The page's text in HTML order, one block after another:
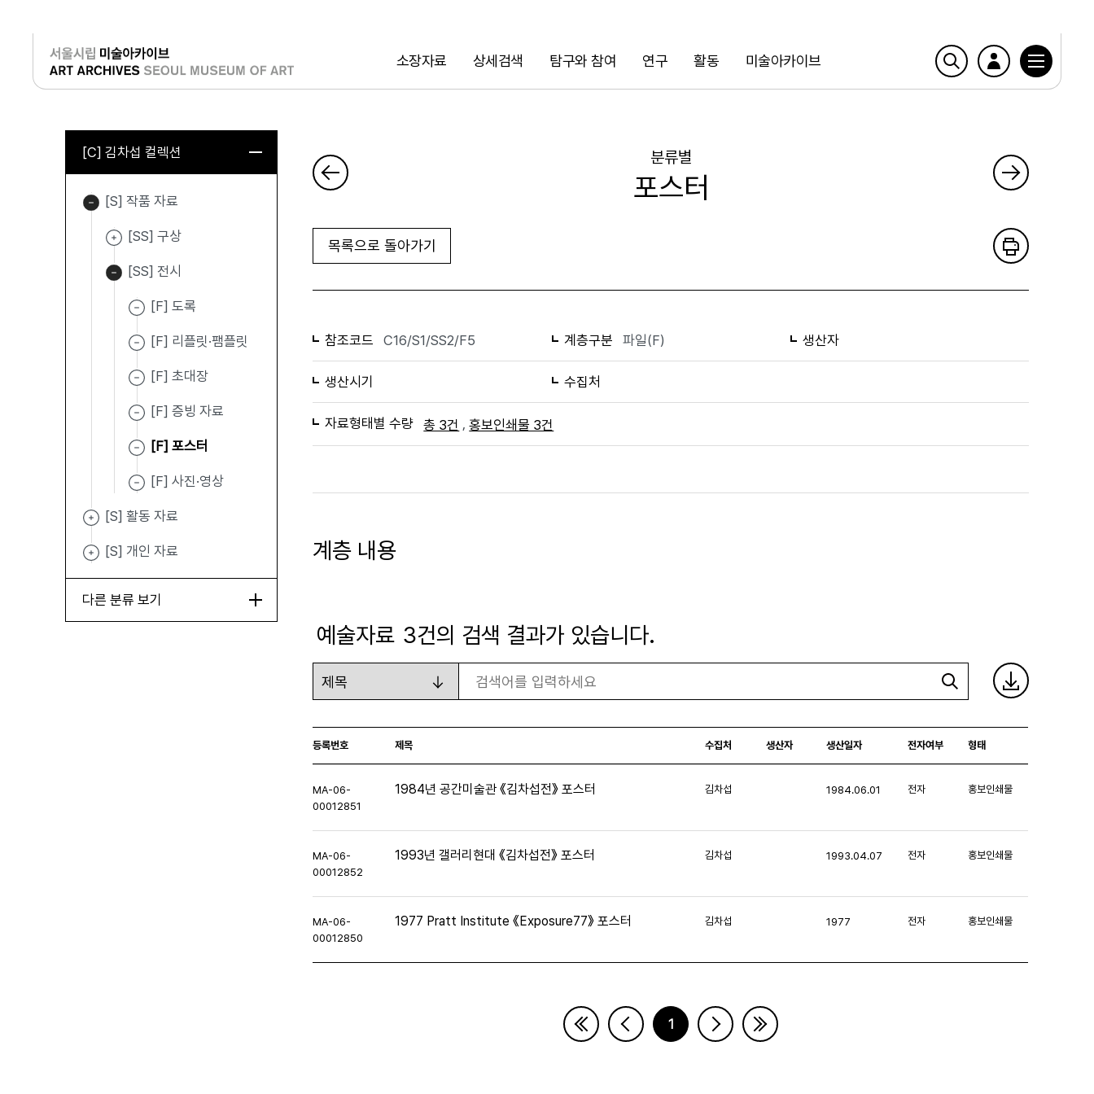
소장자료 상세검색 탐구와 참여 연구 활동 미술아카이브
검색
로그인
[C] 김차섭 컬렉션
[S] 작품 자료
[SS] 구상
[SS] 전시
[F] 도록
[F] 리플릿·팸플릿
[F] 초대장
[F] 증빙 자료
[F] 포스터
[F] 사진·영상
[S] 활동 자료
[S] 개인 자료
다른 분류 보기
분류별
포스터
목록으로 돌아가기
참조코드 C16/S1/SS2/F5 계층구분 파일(F) 생산자
생산시기 수집처
자료형태별 수량 총 3건 ,홍보인쇄물 3건
계층 내용
예술자료 3건의 검색 결과가 있습니다.
검색
등록번호 제목 수집처 생산자 생산일자 전자여부 형태
MA-06-
00012851
1984년 공간미술관 《김차섭전》 포스터 김차섭 1984.06.01 전자 홍보인쇄물
MA-06-
00012852
1993년 갤러리현대 《김차섭전》 포스터 김차섭 1993.04.07 전자 홍보인쇄물
MA-06-
00012850
1977 Pratt Institute 《Exposure77》 포스터 김차섭 1977 전자 홍보인쇄물
1